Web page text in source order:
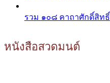
รวม ๑๐๘ คาถาศักดิ์สิทธิ์
หนังสือสวดมนต์